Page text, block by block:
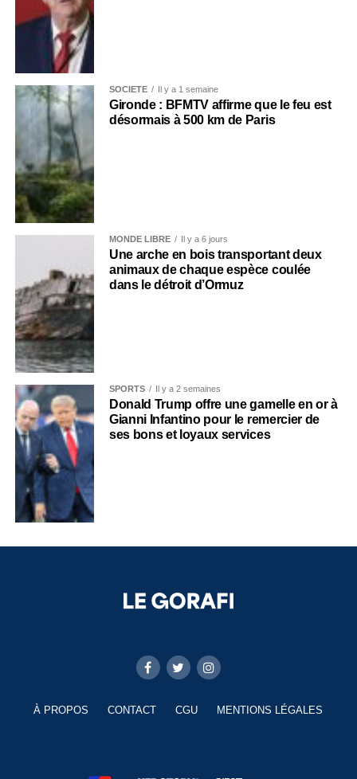
SOCIÉTÉ Il y a 1 semaine
Gironde : BFMTV affirme que le feu est
désormais à 500 km de Paris
MONDE LIBRE Il y a 6 jours
Une arche en bois transportant deux
animaux de chaque espèce coulée
dans le détroit d’Ormuz
SPORTS Il y a 2 semaines
Donald Trump offre une gamelle en or à
Gianni Infantino pour le remercier de
ses bons et loyaux services
À PROPOS CONTACT CGU MENTIONS LÉGALES